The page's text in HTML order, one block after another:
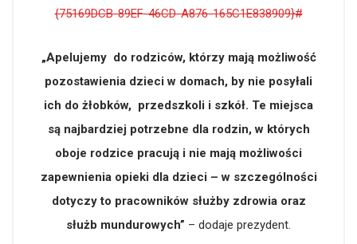
{75169DCB-89EF-46CD-A876-165C1E838909}#
„Apelujemy do rodziców, którzy mają możliwość
pozostawienia dzieci w domach, by nie posyłali
ich do żłobków, przedszkoli i szkół. Te miejsca
są najbardziej potrzebne dla rodzin, w których
oboje rodzice pracują i nie mają możliwości
zapewnienia opieki dla dzieci – w szczególności
dotyczy to pracowników służby zdrowia oraz
służb mundurowych” – dodaje prezydent.